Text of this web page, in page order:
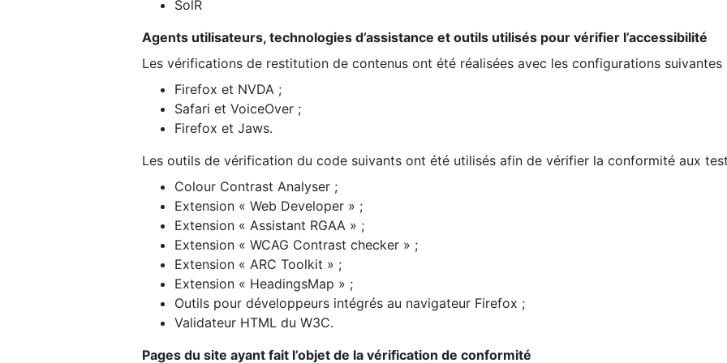
SolR
Agents utilisateurs, technologies d’assistance et outils utilisés pour vérifier l’accessibilité
Les vérifications de restitution de contenus ont été réalisées avec les configurations suivantes
Firefox et NVDA ;
Safari et VoiceOver ;
Firefox et Jaws.
Les outils de vérification du code suivants ont été utilisés afin de vérifier la conformité aux
Colour Contrast Analyser ;
Extension « Web Developer » ;
Extension « Assistant RGAA » ;
Extension « WCAG Contrast checker » ;
Extension « ARC Toolkit » ;
Extension « HeadingsMap » ;
Outils pour développeurs intégrés au navigateur Firefox ;
Validateur HTML du W3C.
Pages du site ayant fait l’objet de la vérification de conformité